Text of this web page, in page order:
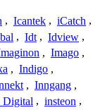
, Icantek , iCatch ,
, Idt , Idview ,
, Imago ,
, Indigo ,
, Inngang ,
Digital , insteon ,